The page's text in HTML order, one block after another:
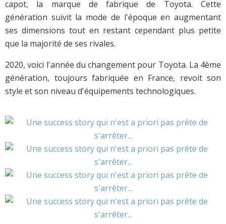
capot, la marque de fabrique de Toyota. Cette
génération suivit la mode de l'époque en augmentant
ses dimensions tout en restant cependant plus petite
que la majorité de ses rivales.
2020, voici l'année du changement pour Toyota. La 4ème
génération, toujours fabriquée en France, revoit son
style et son niveau d'équipements technologiques.